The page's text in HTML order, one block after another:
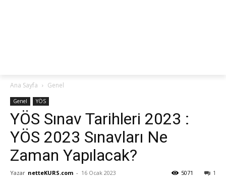
Ana Sayfa Genel
Genel YÖS
YÖS Sınav Tarihleri 2023 :
YÖS 2023 Sınavları Ne
Zaman Yapılacak?
Yazar netteKURS.com - 16 Ocak 2023 1
5071